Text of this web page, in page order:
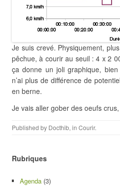
Je suis crevé. Physiquement,
pêchue, à courir au seuil : 4 x 2
ça donne un joli graphique,
n’ai plus de différence de
en berne.
Je vais aller gober des oeufs
Published by Docthib, in Courir.
Rubriques
Agenda (3)